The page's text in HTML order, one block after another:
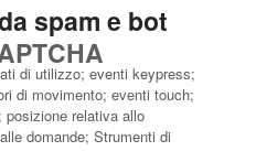
spam e bot
di utilizzo; eventi keypress;
di movimento; eventi touch;
relativa allo
domande; Strumenti di